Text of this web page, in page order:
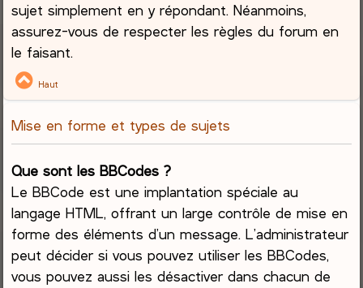
sujet simplement en y répondant. Néanmoins,
assurez-vous de respecter les règles du forum en
le faisant.
Haut
Mise en forme et types de sujets
Que sont les BBCodes ?
Le BBCode est une implantation spéciale au
langage HTML, offrant un large contrôle de mise en
forme des éléments d’un message. L’administrateur
peut décider si vous pouvez utiliser les BBCodes,
vous pouvez aussi les désactiver dans chacun de